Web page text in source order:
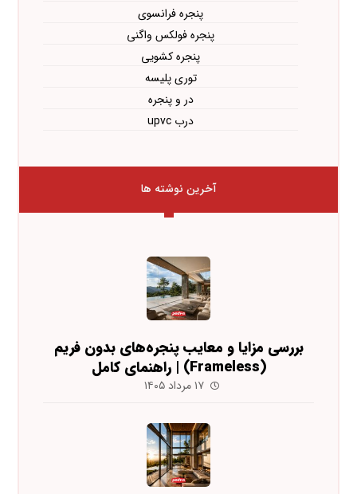
پنجره فرانسوی
پنجره فولکس واگنی
پنجره کشویی
توری پلیسه
در و پنجره
درب upvc
آخرین نوشته ها
بررسی مزایا و معایب پنجره‌های بدون فریم
(Frameless) | راهنمای کامل
۱۷ مرداد ۱۴۰۵